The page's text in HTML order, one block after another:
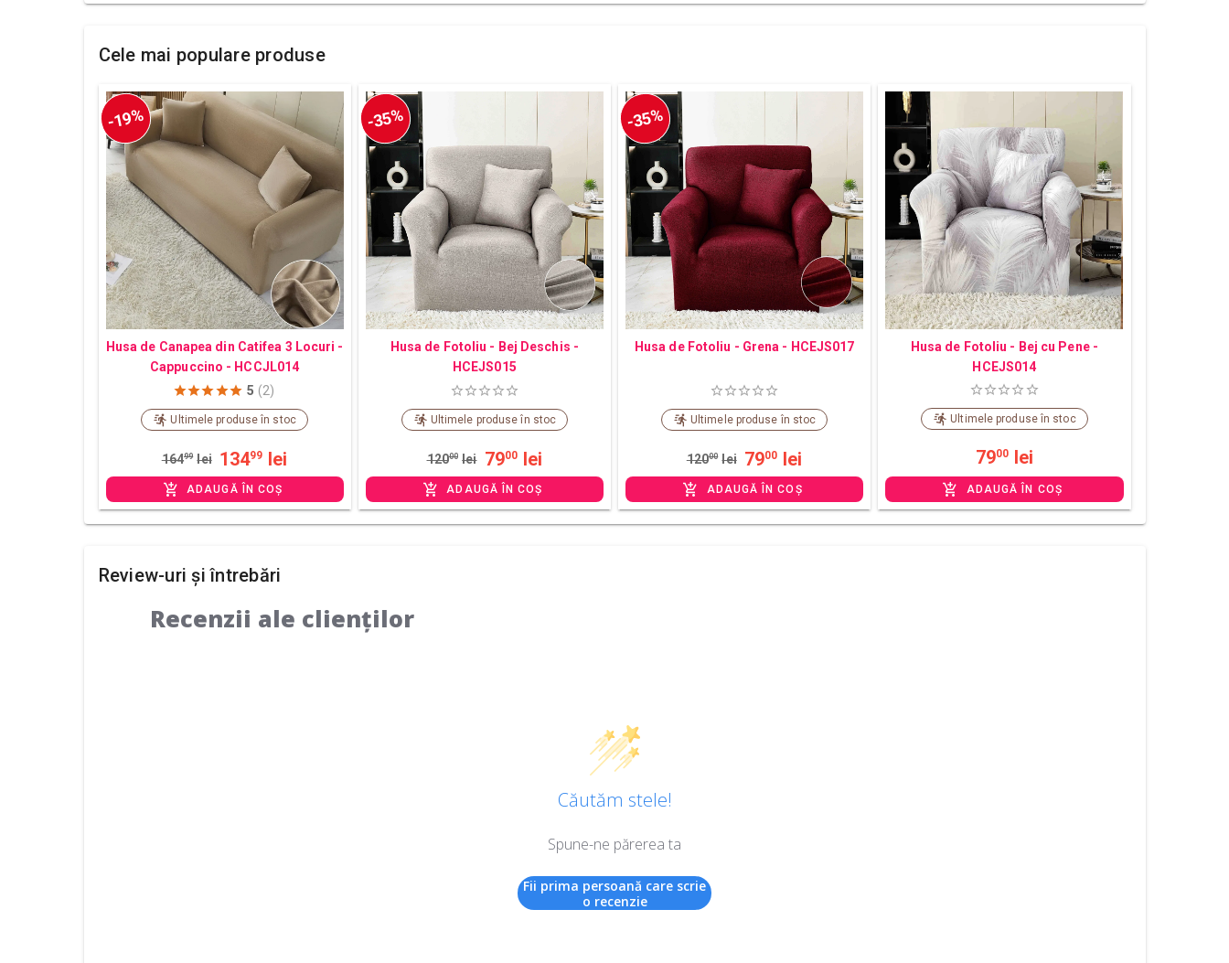
Cele mai populare produse
-19%
Husa de Canapea din Catifea 3 Locuri -
Cappuccino - HCCJL014
5 (2)
Ultimele produse în stoc
16499 lei 13499 lei
ADAUGĂ ÎN COȘ
-35%
Husa de Fotoliu - Bej Deschis -
HCEJS015
Ultimele produse în stoc
12000 lei 7900 lei
ADAUGĂ ÎN COȘ
-35%
Husa de Fotoliu - Grena - HCEJS017
Ultimele produse în stoc
12000 lei 7900 lei
ADAUGĂ ÎN COȘ
Husa de Fotoliu - Bej cu Pene -
HCEJS014
Ultimele produse în stoc
7900 lei
ADAUGĂ ÎN COȘ
Review-uri și întrebări
Recenzii ale clienților
Căutăm stele!
Spune-ne părerea ta
Fii prima persoană care scrie
o recenzie